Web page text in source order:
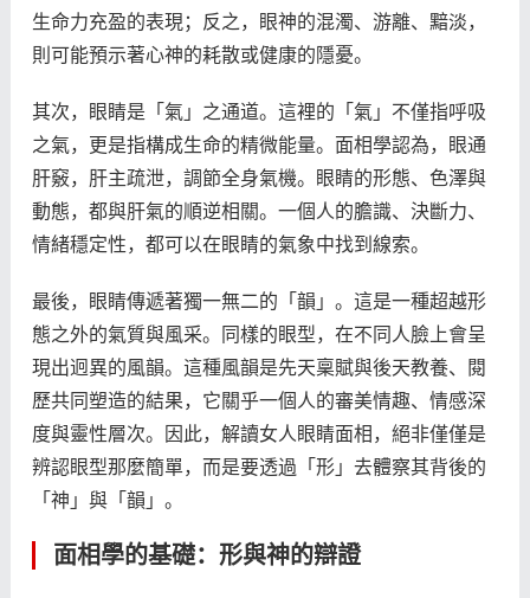
生命力充盈的表現；反之，眼神的混濁、游離、黯淡，
則可能預示著心神的耗散或健康的隱憂。
其次，眼睛是「氣」之通道。這裡的「氣」不僅指呼吸
之氣，更是指構成生命的精微能量。面相學認為，眼通
肝竅，肝主疏泄，調節全身氣機。眼睛的形態、色澤與
動態，都與肝氣的順逆相關。一個人的膽識、決斷力、
情緒穩定性，都可以在眼睛的氣象中找到線索。
最後，眼睛傳遞著獨一無二的「韻」。這是一種超越形
態之外的氣質與風采。同樣的眼型，在不同人臉上會呈
現出迥異的風韻。這種風韻是先天稟賦與後天教養、閱
歷共同塑造的結果，它關乎一個人的審美情趣、情感深
度與靈性層次。因此，解讀女人眼睛面相，絕非僅僅是
辨認眼型那麼簡單，而是要透過「形」去體察其背後的
「神」與「韻」。
面相學的基礎：形與神的辯證